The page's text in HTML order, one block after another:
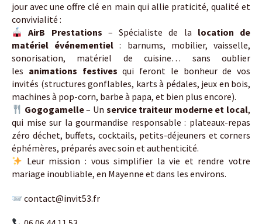
jour avec une offre clé en main qui allie praticité, qualité et
convivialité :
AirB Prestations – Spécialiste de la location de
matériel événementiel : barnums, mobilier, vaisselle,
sonorisation, matériel de cuisine… sans oublier
les animations festives qui feront le bonheur de vos
invités (structures gonflables, karts à pédales, jeux en bois,
machines à pop-corn, barbe à papa, et bien plus encore).
Gogogamelle– Un service traiteur moderne et local,
qui mise sur la gourmandise responsable : plateaux-repas
zéro déchet, buffets, cocktails, petits-déjeuners et corners
éphémères, préparés avec soin et authenticité.
Leur mission : vous simplifier la vie et rendre votre
mariage inoubliable, en Mayenne et dans les environs.
contact@invit53.fr